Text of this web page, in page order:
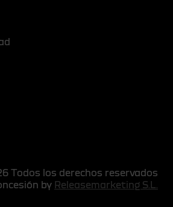
Todos los derechos reservados
by Releasemarketing S.L.